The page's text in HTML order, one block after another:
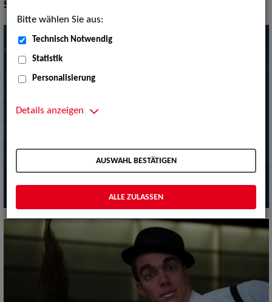
Show Acts:
Bitte wählen Sie aus:
Technisch Notwendig
Statistik
Personalisierung
Details anzeigen
AUSWAHL BESTÄTIGEN
ALLE ZULASSEN